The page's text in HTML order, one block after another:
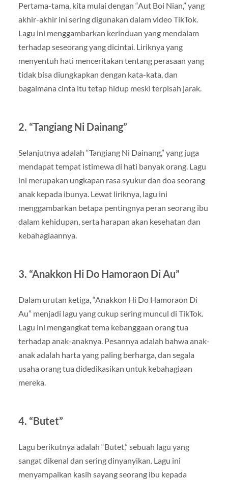
Pertama-tama, kita mulai dengan “Aut Boi Nian,” yang
akhir-akhir ini sering digunakan dalam video TikTok.
Lagu ini menggambarkan kerinduan yang mendalam
terhadap seseorang yang dicintai. Liriknya yang
menyentuh hati menceritakan tentang perasaan yang
tidak bisa diungkapkan dengan kata-kata, dan
bagaimana cinta itu tetap hidup meski terpisah jarak.
2. “Tangiang Ni Dainang”
Selanjutnya adalah “Tangiang Ni Dainang,” yang juga
mendapat tempat istimewa di hati banyak orang. Lagu
ini merupakan ungkapan rasa syukur dan doa seorang
anak kepada ibunya. Lewat liriknya, lagu ini
menggambarkan betapa pentingnya peran seorang ibu
dalam kehidupan, serta harapan akan kesehatan dan
kebahagiaannya.
3. “Anakkon Hi Do Hamoraon Di Au”
Dalam urutan ketiga, “Anakkon Hi Do Hamoraon Di
Au” menjadi lagu yang cukup sering muncul di TikTok.
Lagu ini mengangkat tema kebanggaan orang tua
terhadap anak-anaknya. Pesannya adalah bahwa anak-
anak adalah harta yang paling berharga, dan segala
usaha orang tua didedikasikan untuk kebahagiaan
mereka.
4. “Butet”
Lagu berikutnya adalah “Butet,” sebuah lagu yang
sangat dikenal dan sering dinyanyikan. Lagu ini
menyampaikan kasih sayang seorang ibu kepada